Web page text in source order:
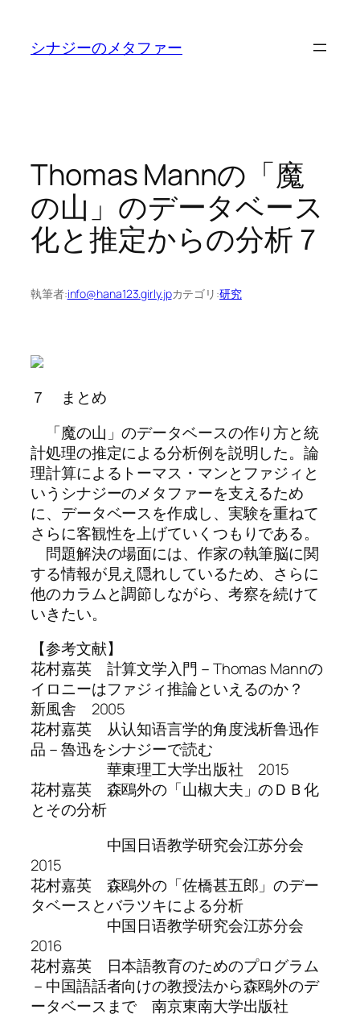
シナジーのメタファー
Thomas Mannの「魔
の山」のデータベース
化と推定からの分析７
執筆者:info@hana123.girly.jpカテゴリ:研究
７ まとめ
「魔の山」のデータベースの作り方と統
計処理の推定による分析例を説明した。論
理計算によるトーマス・マンとファジィと
いうシナジーのメタファーを支えるため
に、データベースを作成し、実験を重ねて
さらに客観性を上げていくつもりである。
問題解決の場面には、作家の執筆脳に関
する情報が見え隠れしているため、さらに
他のカラムと調節しながら、考察を続けて
いきたい。
【参考文献】
花村嘉英 計算文学入門－Thomas Mannの
イロニーはファジィ推論といえるのか？
新風舎 2005
花村嘉英 从认知语言学的角度浅析鲁迅作
品－魯迅をシナジーで読む
華東理工大学出版社 2015
花村嘉英 森鴎外の「山椒大夫」のＤＢ化
とその分析
中国日语教学研究会江苏分会
2015
花村嘉英 森鴎外の「佐橋甚五郎」のデー
タベースとバラツキによる分析
中国日语教学研究会江苏分会
2016
花村嘉英 日本語教育のためのプログラム
－中国語話者向けの教授法から森鴎外のデ
ータベースまで 南京東南大学出版社